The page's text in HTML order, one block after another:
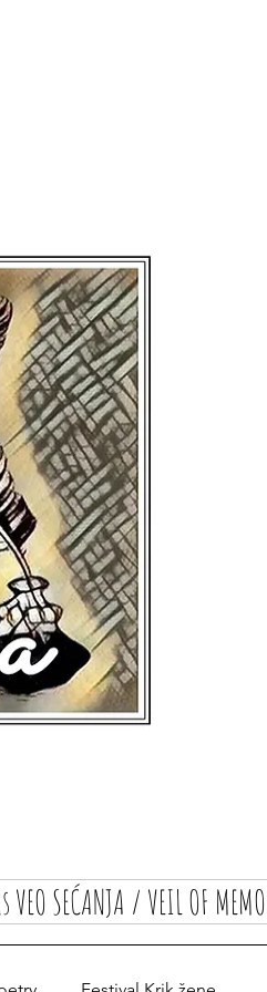
SEĆANJA / VEIL OF